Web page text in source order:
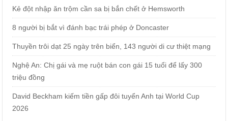
Kẻ đột nhập ăn trộm cần sa bị bắn chết ở Hemsworth
8 người bị bắt vì đánh bạc trái phép ở Doncaster
Thuyền trôi dạt 25 ngày trên biển, 143 người di cư thiệt mạng
Nghệ An: Chị gái và mẹ ruột bán con gái 15 tuổi để lấy 300
triệu đồng
David Beckham kiếm tiền gấp đôi tuyển Anh tại World Cup
2026